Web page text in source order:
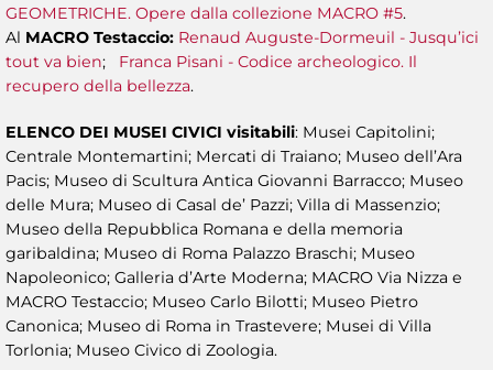
GEOMETRICHE. Opere dalla collezione MACRO #5.
Al MACRO Testaccio: Renaud Auguste-Dormeuil - Jusqu’ici
tout va bien; Franca Pisani - Codice archeologico. Il
recupero della bellezza.
ELENCO DEI MUSEI CIVICI visitabili: Musei Capitolini;
Centrale Montemartini; Mercati di Traiano; Museo dell’Ara
Pacis; Museo di Scultura Antica Giovanni Barracco; Museo
delle Mura; Museo di Casal de’ Pazzi; Villa di Massenzio;
Museo della Repubblica Romana e della memoria
garibaldina; Museo di Roma Palazzo Braschi; Museo
Napoleonico; Galleria d’Arte Moderna; MACRO Via Nizza e
MACRO Testaccio; Museo Carlo Bilotti; Museo Pietro
Canonica; Museo di Roma in Trastevere; Musei di Villa
Torlonia; Museo Civico di Zoologia.